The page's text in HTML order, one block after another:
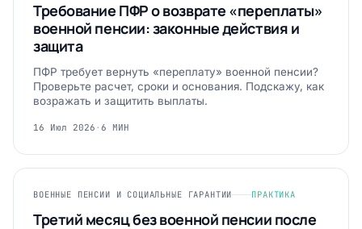
Требование ПФР о возврате «переплаты»
военной пенсии: законные действия и
защита
ПФР требует вернуть «переплату» военной пенсии?
Проверьте расчет, сроки и основания. Подскажу, как
возражать и защитить выплаты.
16 Июл 2026 · 6 МИН
ВОЕННЫЕ ПЕНСИИ И СОЦИАЛЬНЫЕ ГАРАНТИИ ПРАКТИКА
Третий месяц без военной пенсии после